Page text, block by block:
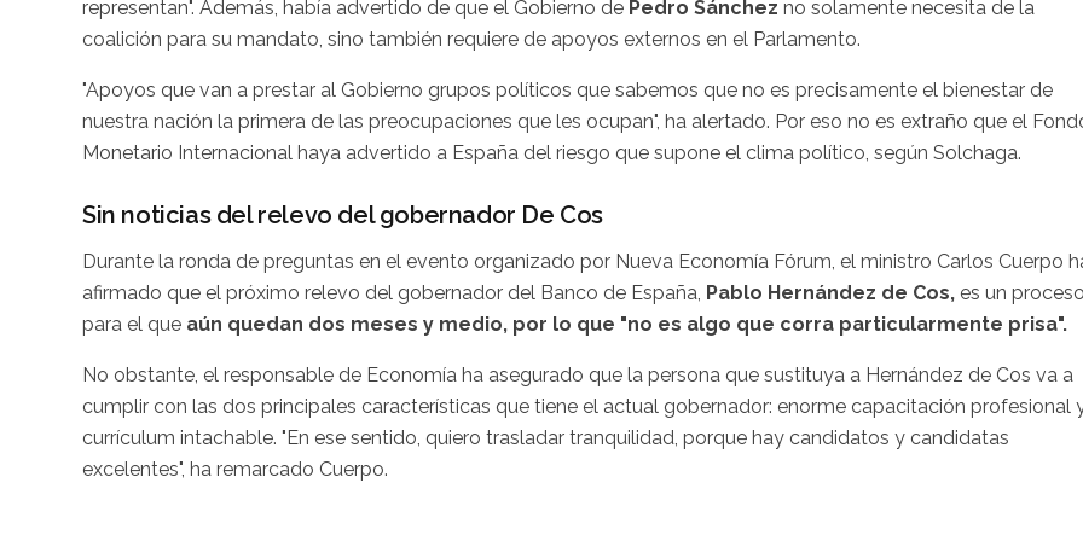
representan". Además, había advertido de que el Gobierno de Pedro Sánchez no solamente necesita de la
coalición para su mandato, sino también requiere de apoyos externos en el Parlamento.
"Apoyos que van a prestar al Gobierno grupos políticos que sabemos que no es precisamente el bienestar de
nuestra nación la primera de las preocupaciones que les ocupan", ha alertado. Por eso no es extraño que el
Monetario Internacional haya advertido a España del riesgo que supone el clima político, según Solchaga.
Sin noticias del relevo del gobernador De Cos
Durante la ronda de preguntas en el evento organizado por Nueva Economía Fórum, el ministro Carlos Cuerpo
afirmado que el próximo relevo del gobernador del Banco de España, Pablo Hernández de Cos, es un proceso
para el que aún quedan dos meses y medio, por lo que "no es algo que corra particularmente prisa".
No obstante, el responsable de Economía ha asegurado que la persona que sustituya a Hernández de Cos va a
cumplir con las dos principales características que tiene el actual gobernador: enorme capacitación profesional
currículum intachable. "En ese sentido, quiero trasladar tranquilidad, porque hay candidatos y candidatas
excelentes", ha remarcado Cuerpo.